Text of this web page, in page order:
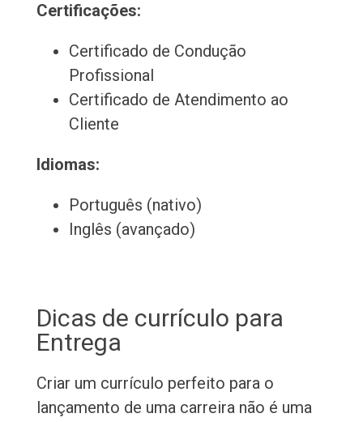
Certificações:
Certificado de Condução
Profissional
Certificado de Atendimento ao
Cliente
Idiomas:
Português (nativo)
Inglês (avançado)
Dicas de currículo para
Entrega
Criar um currículo perfeito para o
lançamento de uma carreira não é uma